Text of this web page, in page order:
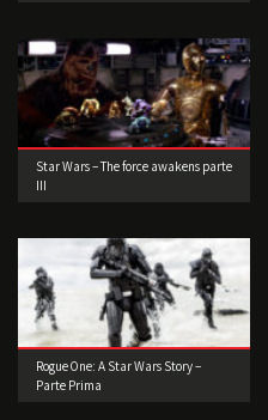
Star Wars – The force awakens parte
III
Rogue One: A Star Wars Story –
Parte Prima